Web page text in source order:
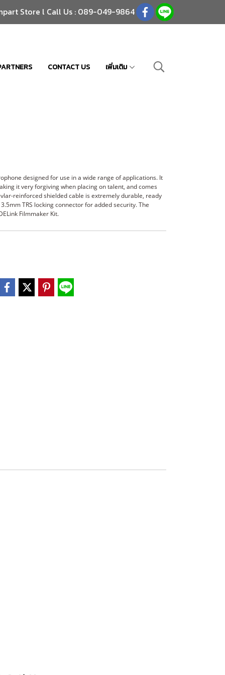
Store l Call Us : 089-049-9864
CONTACT US เพิ่มเติม
designed for use in a wide range of applications. It
it very forgiving when placing on talent, and comes
reinforced shielded cable is extremely durable, ready
TRS locking connector for added security. The
Filmmaker Kit.